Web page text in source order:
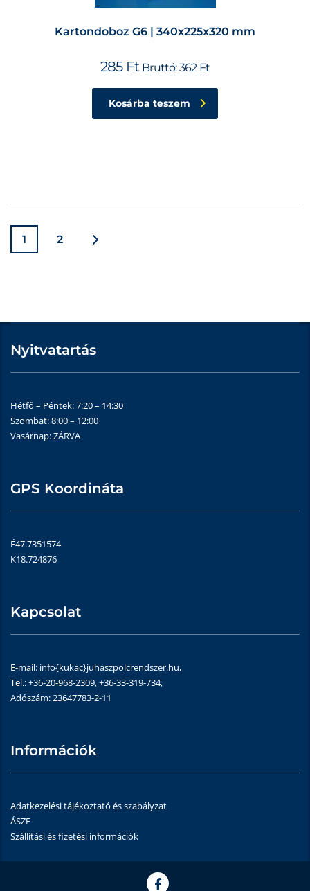
Kartondoboz G6 | 340x225x320 mm
285 Ft Bruttó:362 Ft
Kosárba teszem
1 2
Nyitvatartás
Hétfő – Péntek: 7:20 – 14:30
Szombat: 8:00 – 12:00
Vasárnap: ZÁRVA
GPS Koordináta
É47.7351574
K18.724876
Kapcsolat
E-mail: info{kukac}juhaszpolcrendszer.hu,
Tel.: +36-20-968-2309, +36-33-319-734,
Adószám: 23647783-2-11
Információk
Adatkezelési tájékoztató és szabályzat
ÁSZF
Szállítási és fizetési információk